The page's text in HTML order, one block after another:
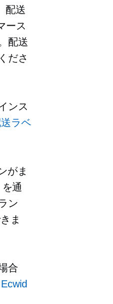
配送
ース
配送
ださ
ンス
ラベ
がま
通
ン
ま
合
Ecwid